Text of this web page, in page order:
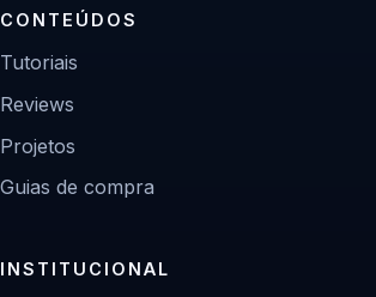
CONTEÚDOS
Tutoriais
Reviews
Projetos
Guias de compra
INSTITUCIONAL